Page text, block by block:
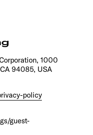
1000
94085, USA
policy
guest-